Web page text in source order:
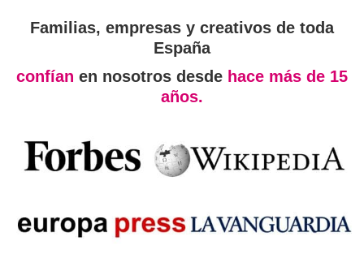
Familias, empresas y creativos de toda
España
confían en nosotros desde hace más de 15
años.